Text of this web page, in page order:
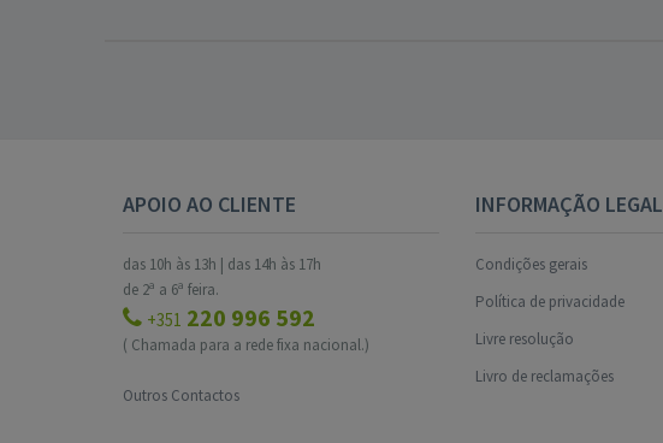
APOIO AO CLIENTE
das 10h às 13h | das 14h às 17h
de 2ª a 6ª feira.
+351 220 996 592
( Chamada para a rede fixa nacional.)
Outros Contactos
INFORMAÇÃO LEGAL
Condições gerais
Política de privacidade
Livre resolução
Livro de reclamações